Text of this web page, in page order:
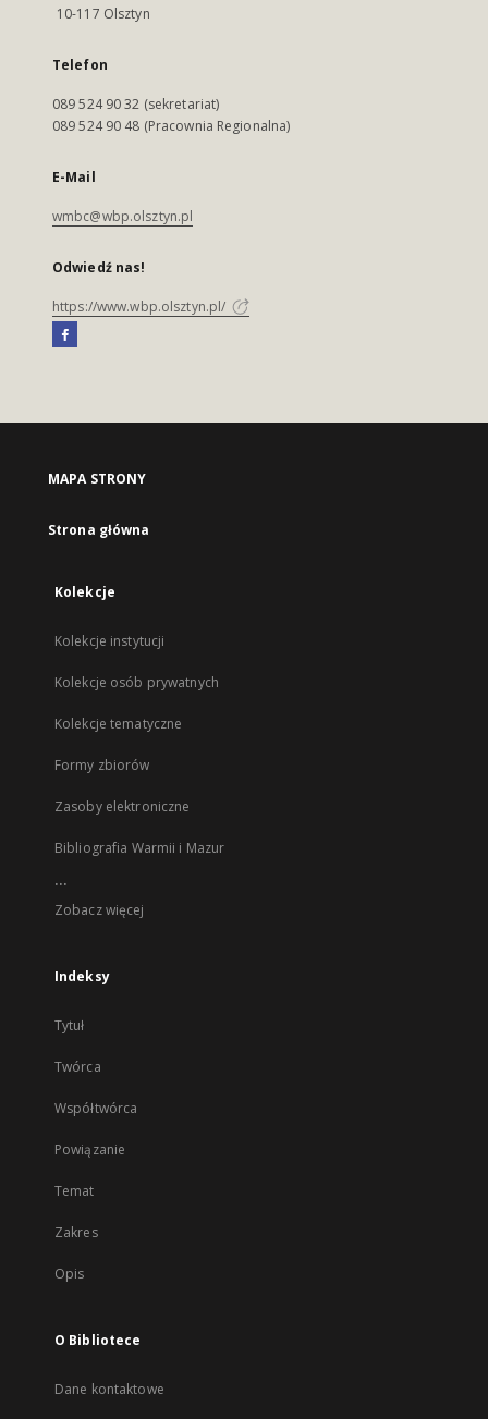
10-117 Olsztyn
Telefon
089 524 90 32 (sekretariat)
089 524 90 48 (Pracownia Regionalna)
E-Mail
wmbc@wbp.olsztyn.pl
Odwiedź nas!
https://www.wbp.olsztyn.pl/
MAPA STRONY
Strona główna
Kolekcje
Kolekcje instytucji
Kolekcje osób prywatnych
Kolekcje tematyczne
Formy zbiorów
Zasoby elektroniczne
Bibliografia Warmii i Mazur
...
Zobacz więcej
Indeksy
Tytuł
Twórca
Współtwórca
Powiązanie
Temat
Zakres
Opis
O Bibliotece
Dane kontaktowe